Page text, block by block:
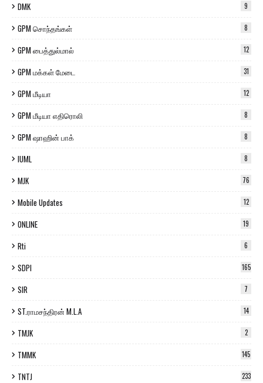
DMK 9
GPM சொந்தங்கள் 8
GPM பைத்துல்மால் 12
GPM மக்கள் மேடை 31
GPM மீடியா 12
GPM மீடியா எதிரொலி 8
GPM ஷாஹின் பாக் 8
IUML 8
MJK 76
Mobile Updates 12
ONLINE 19
Rti 6
SDPI 165
SIR 7
ST.ராமசந்திரன் M.L.A 14
TMJK 2
TMMK 145
TNTJ 233